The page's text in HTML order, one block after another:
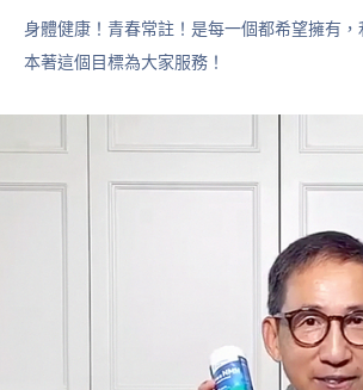
身體健康！青春常註！是每一個都希望擁有
本著這個目標為大家服務！